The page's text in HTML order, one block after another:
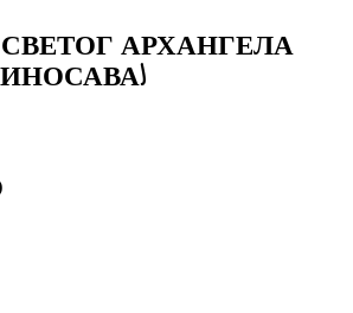
АРХАНГЕЛА